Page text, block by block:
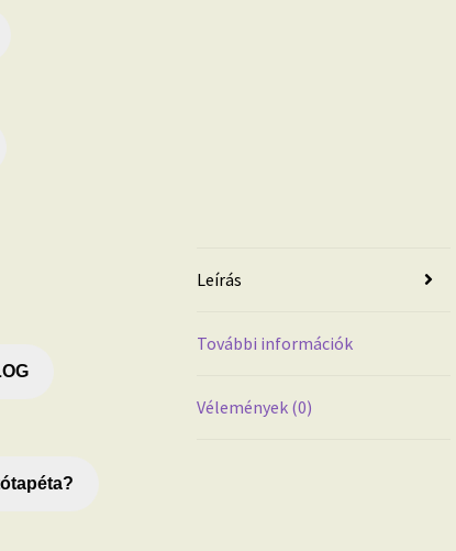
Leírás
További információk
Vélemények (0)